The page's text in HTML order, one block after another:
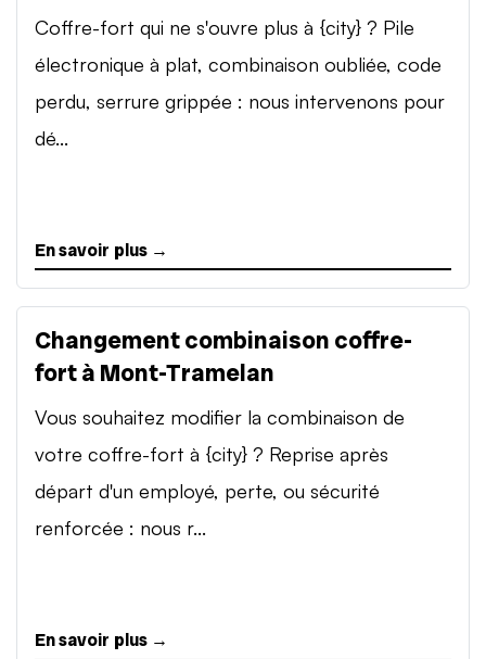
Coffre-fort qui ne s'ouvre plus à {city} ? Pile
électronique à plat, combinaison oubliée, code
perdu, serrure grippée : nous intervenons pour
dé...
En savoir plus →
Changement combinaison coffre-
fort à Mont-Tramelan
Vous souhaitez modifier la combinaison de
votre coffre-fort à {city} ? Reprise après
départ d'un employé, perte, ou sécurité
renforcée : nous r...
En savoir plus →